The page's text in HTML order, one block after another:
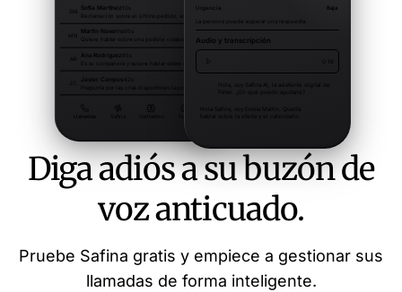
Diga adiós a su buzón de
voz anticuado.
Pruebe Safina gratis y empiece a gestionar sus
llamadas de forma inteligente.